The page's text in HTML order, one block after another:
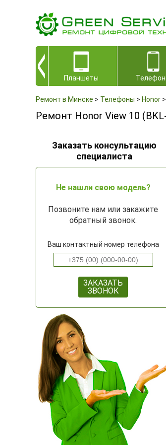
Планшеты
Ремонт в Минске > Телефоны > Honor >
Ремонт Honor View 10
Заказать консультацию
специалиста
Не нашли свою модель?
Позвоните нам или закажите
обратный звонок.
Ваш контактный номер телефона
ЗАКАЗАТЬ
ЗВОНОК